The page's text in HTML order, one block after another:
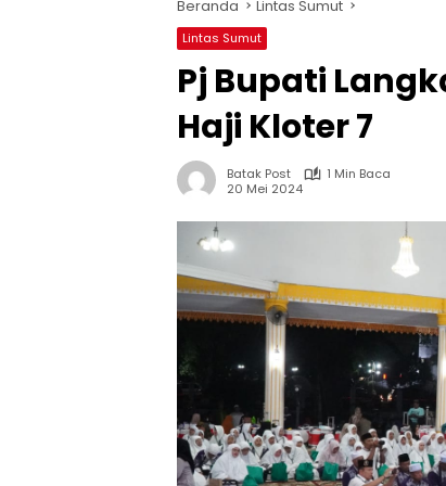
Beranda Lintas Sumut
Lintas Sumut
Pj Bupati
Haji Kloter 7
Batak Post
1 Min Baca
20 Mei 2024